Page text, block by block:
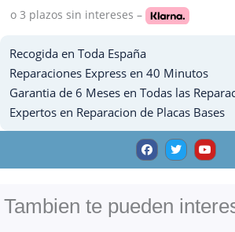
Iphone
o 3 plazos sin intereses –
Recogida en Toda España
Reparaciones Express en 40 Minutos
Garantia de 6 Meses en Todas las
Expertos en Reparacion de Placas Bases
F
a
c
e
o
k
T
w
i
t
Y
o
u
t
e
Tambien te pueden